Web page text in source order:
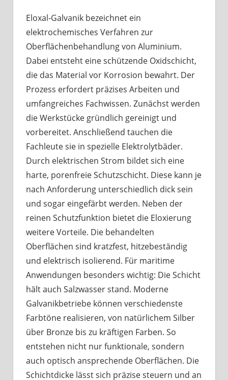
Eloxal-Galvanik bezeichnet ein
elektrochemisches Verfahren zur
Oberflächenbehandlung von Aluminium.
Dabei entsteht eine schützende Oxidschicht,
die das Material vor Korrosion bewahrt. Der
Prozess erfordert präzises Arbeiten und
umfangreiches Fachwissen. Zunächst werden
die Werkstücke gründlich gereinigt und
vorbereitet. Anschließend tauchen die
Fachleute sie in spezielle Elektrolytbäder.
Durch elektrischen Strom bildet sich eine
harte, porenfreie Schutzschicht. Diese kann je
nach Anforderung unterschiedlich dick sein
und sogar eingefärbt werden. Neben der
reinen Schutzfunktion bietet die Eloxierung
weitere Vorteile. Die behandelten
Oberflächen sind kratzfest, hitzebeständig
und elektrisch isolierend. Für maritime
Anwendungen besonders wichtig: Die Schicht
hält auch Salzwasser stand. Moderne
Galvanikbetriebe können verschiedenste
Farbtöne realisieren, von natürlichem Silber
über Bronze bis zu kräftigen Farben. So
entstehen nicht nur funktionale, sondern
auch optisch ansprechende Oberflächen. Die
Schichtdicke lässt sich präzise steuern und an